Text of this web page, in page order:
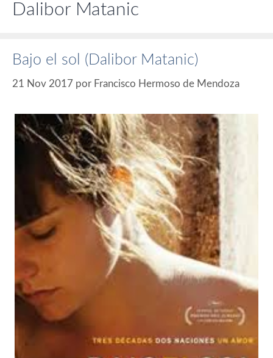
Dalibor Matanic
Bajo el sol (Dalibor Matanic)
21 Nov 2017 por Francisco Hermoso de Mendoza